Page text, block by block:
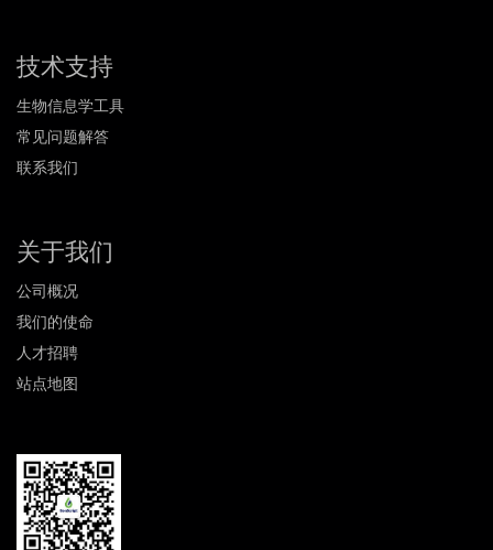
技术支持
生物信息学工具
常见问题解答
联系我们
关于我们
公司概况
我们的使命
人才招聘
站点地图